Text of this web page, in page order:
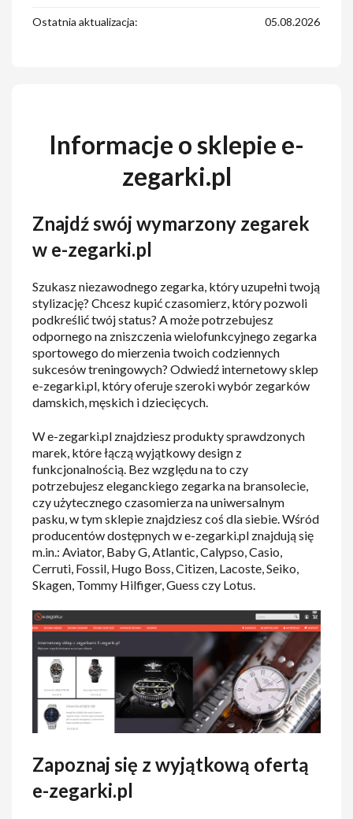
Ostatnia aktualizacja: 05.08.2026
Informacje o sklepie e-
zegarki.pl
Znajdź swój wymarzony zegarek
w e-zegarki.pl
Szukasz niezawodnego zegarka, który uzupełni twoją
stylizację? Chcesz kupić czasomierz, który pozwoli
podkreślić twój status? A może potrzebujesz
odpornego na zniszczenia wielofunkcyjnego zegarka
sportowego do mierzenia twoich codziennych
sukcesów treningowych? Odwiedź internetowy sklep
e-zegarki.pl, który oferuje szeroki wybór zegarków
damskich, męskich i dziecięcych.
W e-zegarki.pl znajdziesz produkty sprawdzonych
marek, które łączą wyjątkowy design z
funkcjonalnością. Bez względu na to czy
potrzebujesz eleganckiego zegarka na bransolecie,
czy użytecznego czasomierza na uniwersalnym
pasku, w tym sklepie znajdziesz coś dla siebie. Wśród
producentów dostępnych w e-zegarki.pl znajdują się
m.in.: Aviator, Baby G, Atlantic, Calypso, Casio,
Cerruti, Fossil, Hugo Boss, Citizen, Lacoste, Seiko,
Skagen, Tommy Hilfiger, Guess czy Lotus.
Zapoznaj się z wyjątkową ofertą
e-zegarki.pl